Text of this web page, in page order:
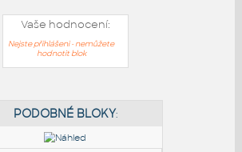
Vaše hodnocení:
Nejste přihlášeni - nemůžete
hodnotit blok